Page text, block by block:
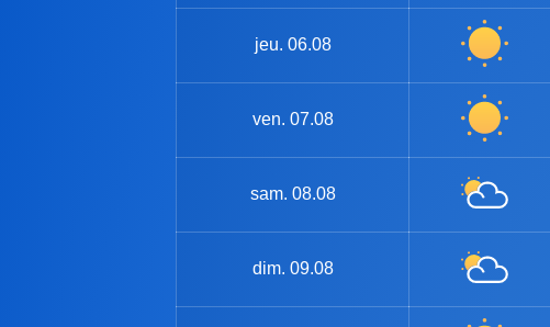
jeu. 06.08
ven. 07.08
sam. 08.08
dim. 09.08